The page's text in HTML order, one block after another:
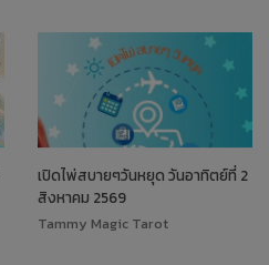
เปิดไพ่สบายๆวันหยุด วันอาทิตย์ที่ 2
สิงหาคม 2569
Tammy Magic Tarot